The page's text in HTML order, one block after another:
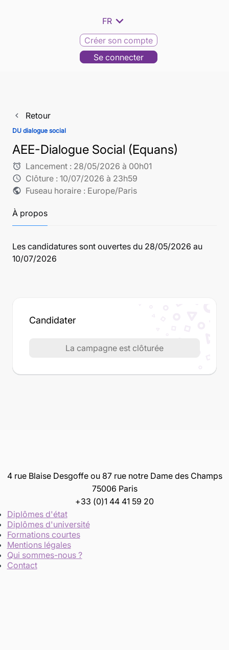
FRexpand_more
Créer son compte
Se connecter
navigate_before Retour
DU dialogue social
AEE-Dialogue Social (Equans)
alarm Lancement : 28/05/2026 à 00h01
schedule Clôture : 10/07/2026 à 23h59
public Fuseau horaire : Europe/Paris
À propos
Les candidatures sont ouvertes du 28/05/2026 au
10/07/2026
Candidater
La campagne est clôturée
4 rue Blaise Desgoffe ou 87 rue notre Dame des Champs
75006 Paris
+33 (0)1 44 41 59 20
Diplômes d'état
Diplômes d'université
Formations courtes
Mentions légales
Qui sommes-nous ?
Contact